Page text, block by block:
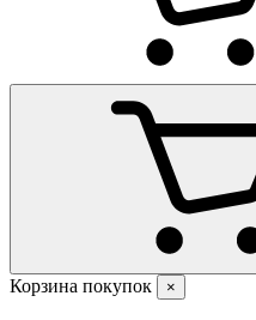
Корзина покупок ×